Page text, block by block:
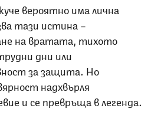
вероятно има лична
тази истина –
на вратата, тихото
дни или
за защита. Но
надхвърля
и се превръща в легенда.